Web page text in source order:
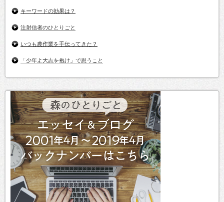
キーワードの効果は？
注射信者のひとりごと
いつも農作業を手伝ってきた？
「少年よ大志を抱け」で思うこと